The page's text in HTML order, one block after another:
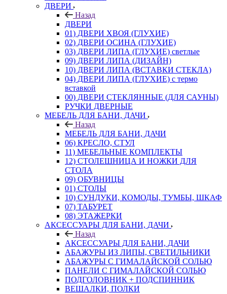
ДВЕРИ
Назад
ДВЕРИ
01) ДВЕРИ ХВОЯ (ГЛУХИЕ)
02) ДВЕРИ ОСИНА (ГЛУХИЕ)
03) ДВЕРИ ЛИПА (ГЛУХИЕ) светлые
09) ДВЕРИ ЛИПА (ДИЗАЙН)
10) ДВЕРИ ЛИПА (ВСТАВКИ СТЕКЛА)
04) ДВЕРИ ЛИПА (ГЛУХИЕ) с термо
вставкой
00) ДВЕРИ СТЕКЛЯННЫЕ (ДЛЯ САУНЫ)
РУЧКИ ДВЕРНЫЕ
МЕБЕЛЬ ДЛЯ БАНИ, ДАЧИ
Назад
МЕБЕЛЬ ДЛЯ БАНИ, ДАЧИ
06) КРЕСЛО, СТУЛ
11) МЕБЕЛЬНЫЕ КОМПЛЕКТЫ
12) СТОЛЕШНИЦА И НОЖКИ ДЛЯ
СТОЛА
09) ОБУВНИЦЫ
01) СТОЛЫ
10) СУНДУКИ, КОМОДЫ, ТУМБЫ, ШКАФ
07) ТАБУРЕТ
08) ЭТАЖЕРКИ
АКСЕССУАРЫ ДЛЯ БАНИ, ДАЧИ
Назад
АКСЕССУАРЫ ДЛЯ БАНИ, ДАЧИ
АБАЖУРЫ ИЗ ЛИПЫ, СВЕТИЛЬНИКИ
АБАЖУРЫ С ГИМАЛАЙСКОЙ СОЛЬЮ
ПАНЕЛИ С ГИМАЛАЙСКОЙ СОЛЬЮ
ПОДГОЛОВНИК + ПОДСПИННИК
ВЕШАЛКИ, ПОЛКИ